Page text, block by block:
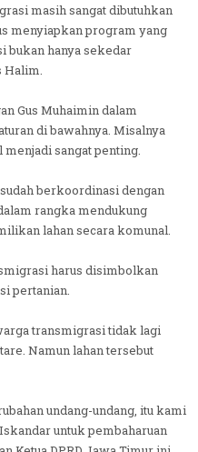
masih sangat dibutuhkan
menyiapkan program yang
bukan hanya sekedar
Halim.
Gus Muhaimin dalam
di bawahnya. Misalnya
sangat penting.
berkoordinasi dengan
rangka mendukung
lahan secara komunal.
harus disimbolkan
pertanian.
transmigrasi tidak lagi
Namun lahan tersebut
undang-undang, itu kami
untuk pembaharuan